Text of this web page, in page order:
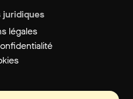
juridiques
légales